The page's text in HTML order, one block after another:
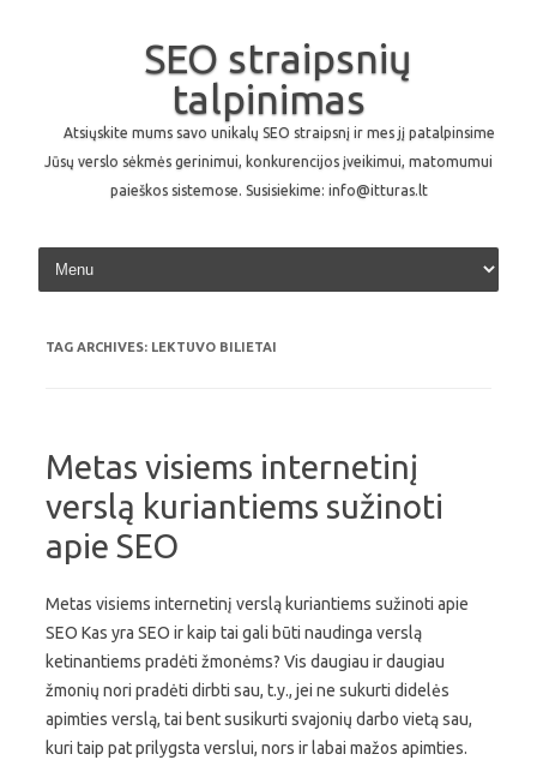
SEO straipsnių
talpinimas
Atsiųskite mums savo unikalų SEO straipsnį ir mes jį patalpinsime
Jūsų verslo sėkmės gerinimui, konkurencijos įveikimui, matomumui
paieškos sistemose. Susisiekime: info@itturas.lt
Skip to content
TAG ARCHIVES: LEKTUVO BILIETAI
Metas visiems internetinį
verslą kuriantiems sužinoti
apie SEO
Metas visiems internetinį verslą kuriantiems sužinoti apie
SEO Kas yra SEO ir kaip tai gali būti naudinga verslą
ketinantiems pradėti žmonėms? Vis daugiau ir daugiau
žmonių nori pradėti dirbti sau, t.y., jei ne sukurti didelės
apimties verslą, tai bent susikurti svajonių darbo vietą sau,
kuri taip pat prilygsta verslui, nors ir labai mažos apimties.